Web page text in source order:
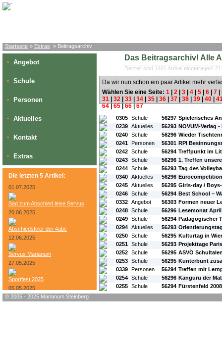
Startseite » Extras » Beitragsarchiv
» Angebot
» Schule
» Personen
» Aktuelles
» Kontakt
» Extras
Die letzten 5 Artikel:
01.07.2025
Sag zum Abschied leise Servus
20.06.2025
Abschiedsfeier der 4abc
12.06.2025
Servus Marianum
27.05.2025
Sportfest 2025
05.05.2025
Das Beitragsarchiv! Alle
Derzeit sind 1401 Artikel eingetragen!
Da wir nun schon ein paar Artikel mehr
Wählen Sie eine Seite: 1 2 3 4 5 6 7
31
32 33 34 35 36 37 38 39 40
64|65|66|67
#L: #ID: #Rubrik:
0305 Schule 56297 Spielerisches
0239 Aktuelles 56293 NOVUM-Verlag
0240 Schule 56296 Wieder
0241 Personen 56301 RPI
0242 Schule 56294 Treffpunkt im
0243 Schule 56296 1. Treffen
0244 Schule 56293 Tag des
0340 Aktuelles 56296 Eurocompetition
0245 Aktuelles 56295 Girls-day /
0246 Schule 56294 Best School –
0332 Angebot 56303 Formen neuer
0248 Schule 56296 Lesemonat
0249 Schule 56294 Pädagogischer
0294 Aktuelles 56293
0250 Schule 56295 Kulturtag in
0251 Schule 56293 Projekttage
0252 Schule 56295 ASVÖ
0253 Schule 56295 Kunterbunt
0339 Personen 56294 Treffen mit
0254 Schule 56296 Känguru der
0255 Schule 56294 Fürstenfeld 2008
© 2005 - 2025 Marianum Steinberg